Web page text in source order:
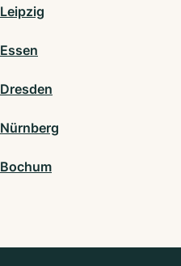
Leipzig
Essen
Dresden
Nürnberg
Bochum